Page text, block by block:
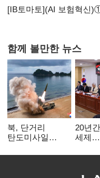
아닌 캐피탈
[IB토마토](AI 보험혁신
함께 볼만한 뉴스
북, 단거리
탄도미사일
"즉각 중단 촉구"
20년
세제…
건드